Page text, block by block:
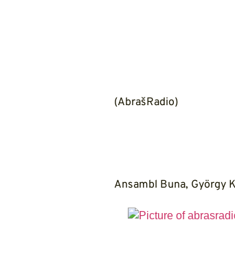
(AbrašRadio)
Ansambl Buna, György